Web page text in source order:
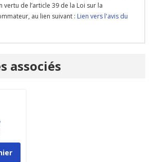
de l’article 39 de la Loi sur la
au lien suivant : Lien vers l'avis du
associés